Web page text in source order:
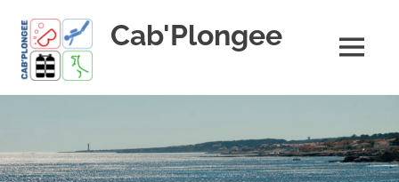
content
Cab'Plongee
!
MENU